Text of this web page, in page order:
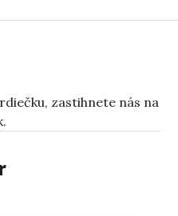
ktorá mi nepatrí“
zastihnete nás na